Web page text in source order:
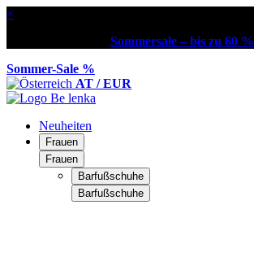
×
Sommersale – bis zu 60 %
Sommer-Sale %
AT / EUR
Neuheiten
Frauen
Frauen
Barfußschuhe
Barfußschuhe